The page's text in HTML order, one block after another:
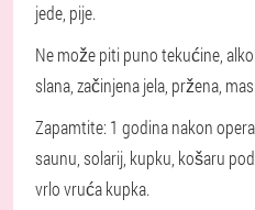
jede, pije.
Ne može piti puno tekućine,
slana, začinjena jela, pržena,
Zapamtite: 1 godina nakon
saunu, solarij, kupku, košaru
vrlo vruća kupka.